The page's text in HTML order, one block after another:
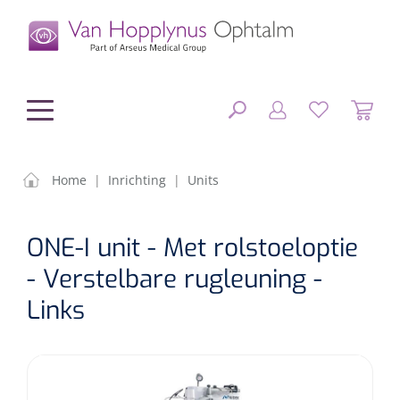
Chirurgisch materiaal
OP-sets
Diagnostiek
Tonometers
Klein Materiaal
FILTEREN
Home | Inrichting | Units
ONE-I unit - Met rolstoeloptie
- Verstelbare rugleuning -
Links